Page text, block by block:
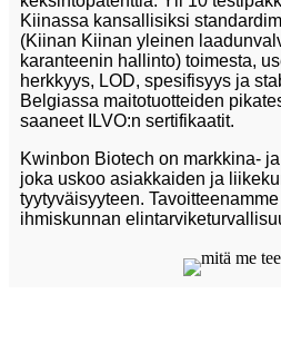
Kiinassa kansallisiksi
(Kiinan Kiinan yleinen
karanteenin hallinto) toimesta,
herkkyys, LOD, spesifisyys ja
Belgiassa maitotuotteiden
saaneet ILVO:n sertifikaatit.
Kwinbon Biotech on markkina-
joka uskoo asiakkaiden ja
tyytyväisyyteen.
ihmiskunnan